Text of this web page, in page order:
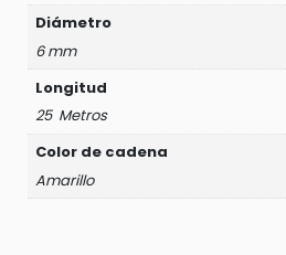
Diámetro
6 mm
Longitud
25 Metros
Color de cadena
Amarillo